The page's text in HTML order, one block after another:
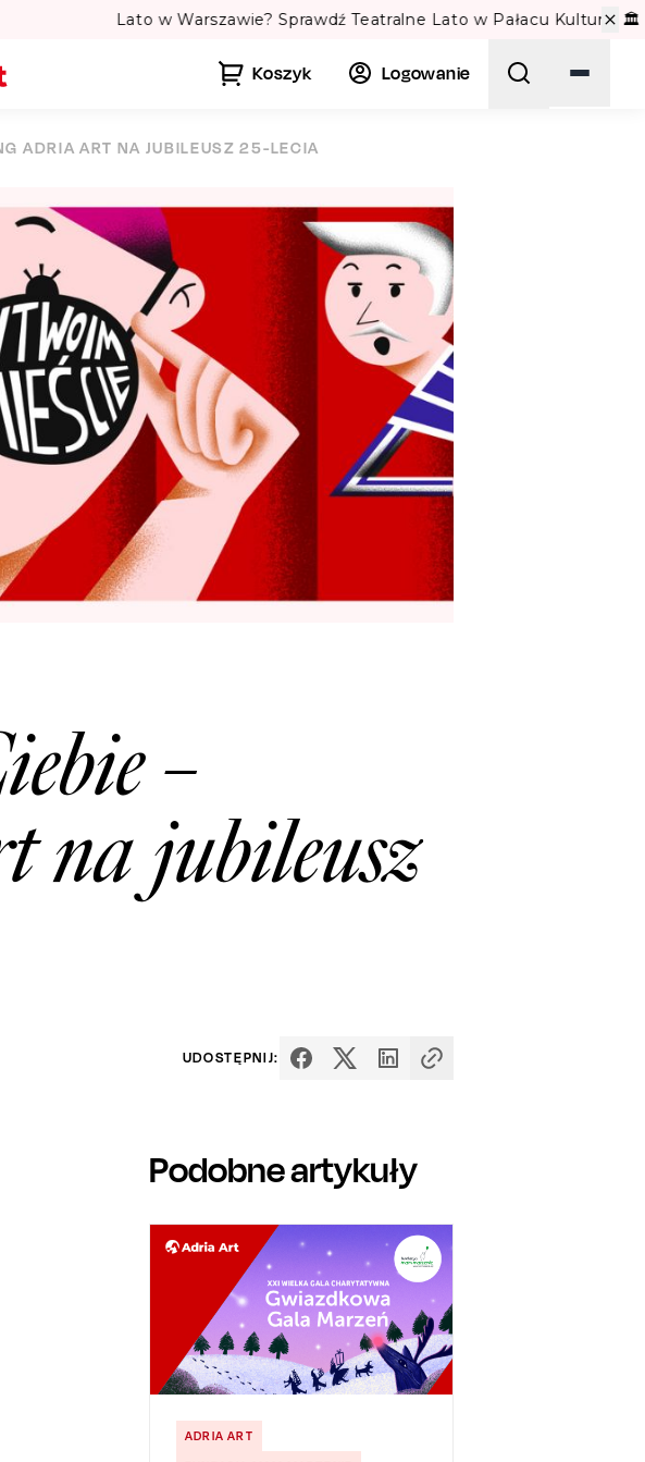
w Pałacu Kultury! 🏛️
Koszyk Logowanie
ADRIA ART NA JUBILEUSZ 25-LECIA
–
na jubileusz
UDOSTĘPNIJ:
Podobne artykuły
ADRIA ART